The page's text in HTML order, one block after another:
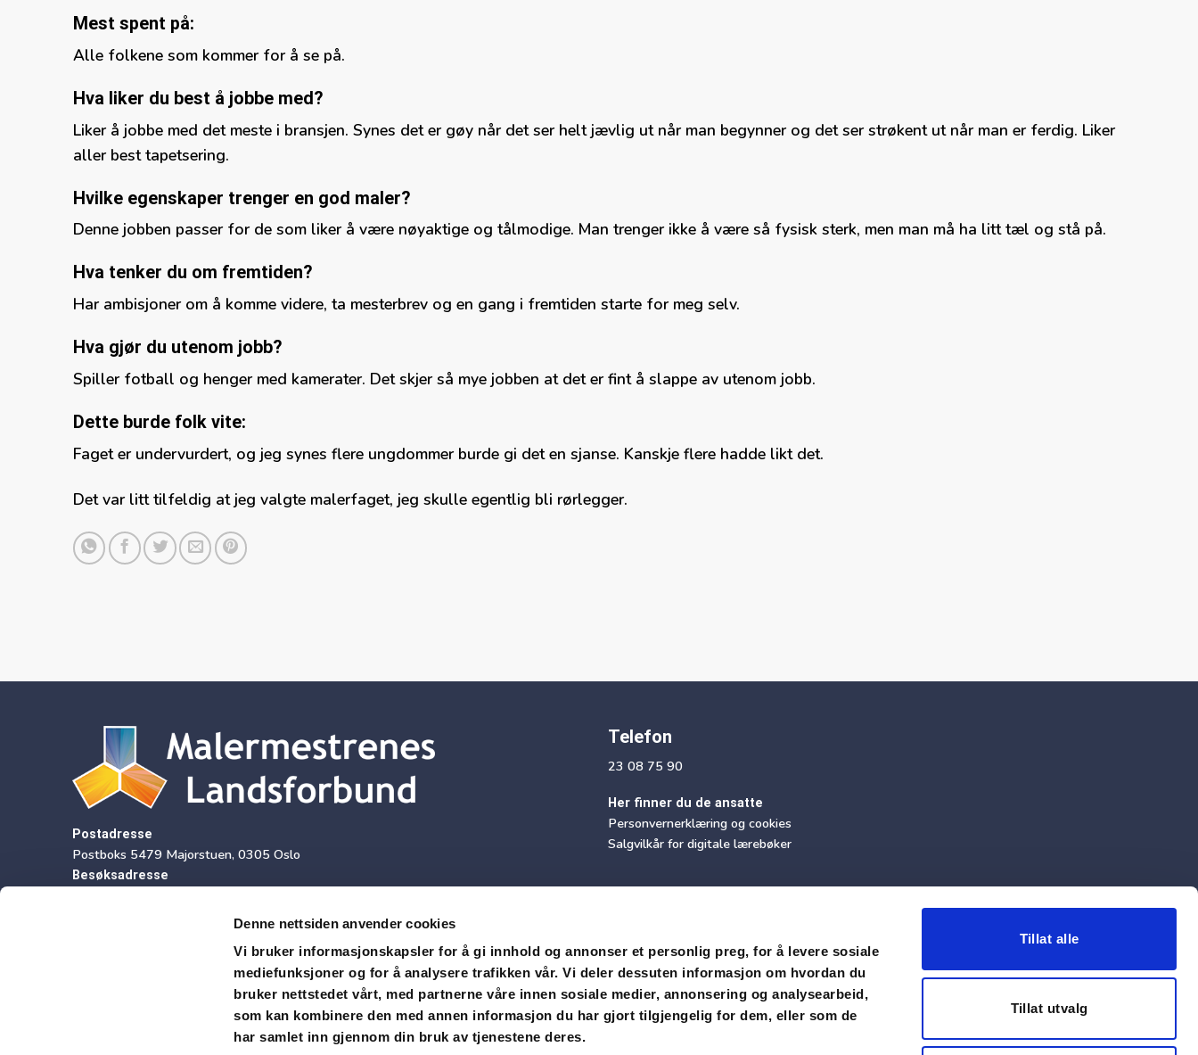
Denne nettsiden anvender cookies
Vi bruker informasjonskapsler for å gi innhold og annonser et personlig preg, for å levere sosiale
mediefunksjoner og for å analysere trafikken vår. Vi deler dessuten informasjon om hvordan du
bruker nettstedet vårt, med partnerne våre innen sosiale medier, annonsering og analysearbeid,
som kan kombinere den med annen informasjon du har gjort tilgjengelig for dem, eller som de
har samlet inn gjennom din bruk av tjenestene deres.
Tillat alle
Tillat utvalg
Mest spent på:
Alle folkene som kommer for å se på.
Hva liker du best å jobbe med?
Liker å jobbe med det meste i bransjen. Synes det er gøy når det ser helt jævlig ut når man begynner og det ser strøkent ut når man er ferdig. Liker
aller best tapetsering.
Hvilke egenskaper trenger en god maler?
Denne jobben passer for de som liker å være nøyaktige og tålmodige. Man trenger ikke å være så fysisk sterk, men man må ha litt tæl og stå på.
Hva tenker du om fremtiden?
Har ambisjoner om å komme videre, ta mesterbrev og en gang i fremtiden starte for meg selv.
Hva gjør du utenom jobb?
Spiller fotball og henger med kamerater. Det skjer så mye jobben at det er fint å slappe av utenom jobb.
Dette burde folk vite:
Faget er undervurdert, og jeg synes flere ungdommer burde gi det en sjanse. Kanskje flere hadde likt det.
Det var litt tilfeldig at jeg valgte malerfaget, jeg skulle egentlig bli rørlegger.
Postadresse
Postboks 5479 Majorstuen, 0305 Oslo
Besøksadresse
Telefon
23 08 75 90
Her finner du de ansatte
Personvernerklæring og cookies
Salgvilkår for digitale lærebøker
Fakturaadresse/ EHF
Motta vårt nyhetsbrev